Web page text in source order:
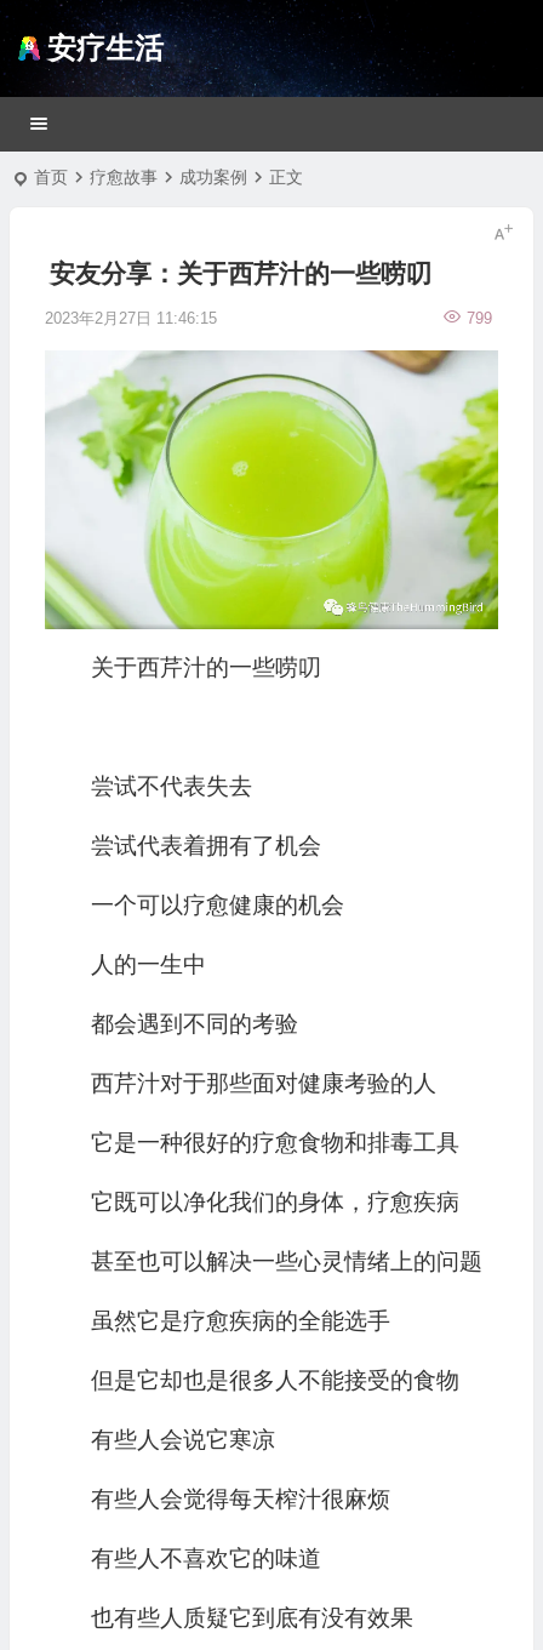
安疗生活
首页 疗愈故事 成功案例 正文
安友分享：关于西芹汁的一些唠叨
2023年2月27日 11:46:15 799
关于西芹汁的一些唠叨
️尝试不代表失去
️尝试代表着拥有了机会
️一个可以疗愈健康的机会
人的一生中
都会遇到不同的考验
西芹汁对于那些面对健康考验的人
它是一种很好的疗愈食物和排毒工具
它既可以净化我们的身体，疗愈疾病
甚至也可以解决一些心灵情绪上的问题
虽然它是疗愈疾病的全能选手
但是它却也是很多人不能接受的食物
有些人会说它寒凉
有些人会觉得每天榨汁很麻烦
有些人不喜欢它的味道
也有些人质疑它到底有没有效果